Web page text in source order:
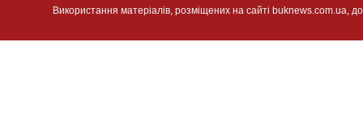
Використання матеріалів, розміщених на сайті buknews.com.ua,